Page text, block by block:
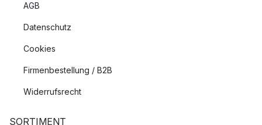
AGB
Datenschutz
Cookies
Firmenbestellung / B2B
Widerrufsrecht
SORTIMENT